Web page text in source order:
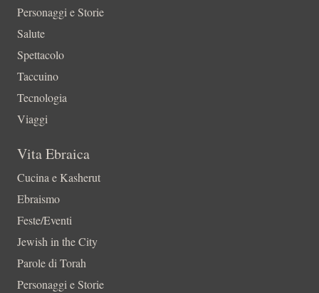
Personaggi e Storie
Salute
Spettacolo
Taccuino
Tecnologia
Viaggi
Vita Ebraica
Cucina e Kasherut
Ebraismo
Feste/Eventi
Jewish in the City
Parole di Torah
Personaggi e Storie